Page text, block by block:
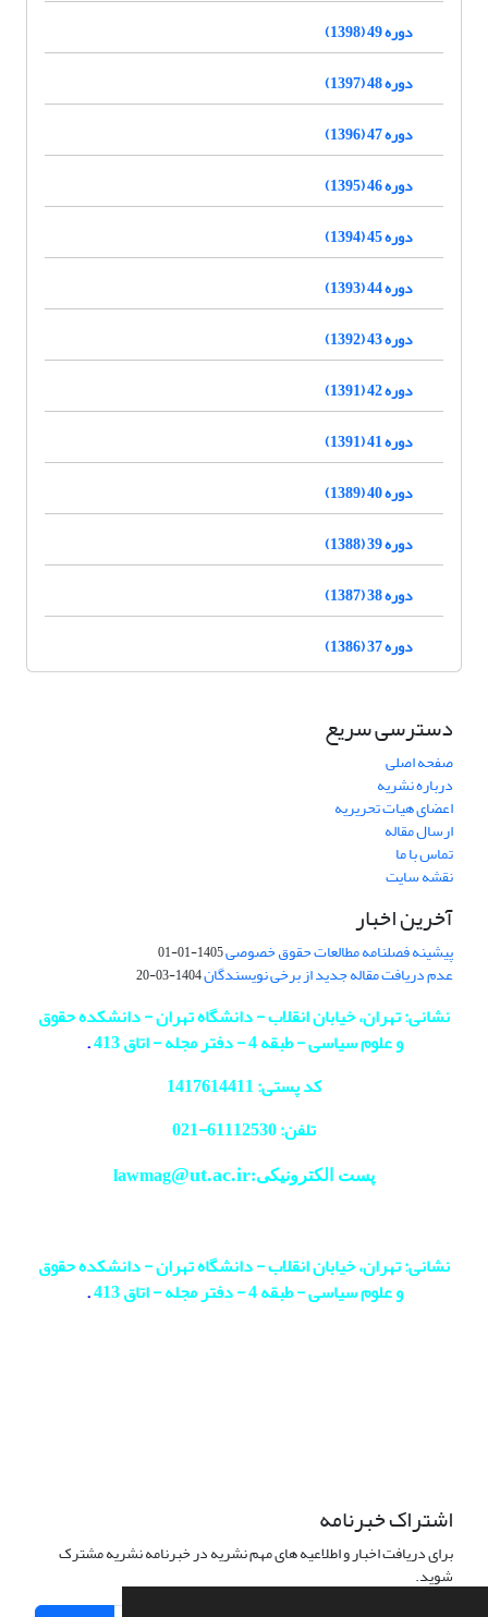
دوره 49 (1398)
دوره 48 (1397)
دوره 47 (1396)
دوره 46 (1395)
دوره 45 (1394)
دوره 44 (1393)
دوره 43 (1392)
دوره 42 (1391)
دوره 41 (1391)
دوره 40 (1389)
دوره 39 (1388)
دوره 38 (1387)
دوره 37 (1386)
دسترسی سریع
صفحه اصلی
درباره نشریه
اعضای هیات تحریریه
ارسال مقاله
تماس با ما
نقشه سایت
آخرین اخبار
پیشینه فصلنامه مطالعات حقوق خصوصی1405-01-01
عدم دریافت مقاله جدید از برخی نویسندگان1404-03-20
نشانی: تهران، خیابان انقلاب - دانشگاه تهران - دانشکده حقوق
و علوم سیاسی - طبقه 4 - دفتر مجله - اتاق 413
.
کد پستی: 1417614411
تلفن: 61112530-
021
پست الکترونیکی:lawmag@ut.ac.ir
نشانی: تهران، خیابان انقلاب - دانشگاه تهران - دانشکده حقوق
و علوم سیاسی - طبقه 4 - دفتر مجله - اتاق 413
.
اشتراک خبرنامه
برای دریافت اخبار و اطلاعیه های مهم نشریه در خبرنامه نشریه مشترک
شوید.